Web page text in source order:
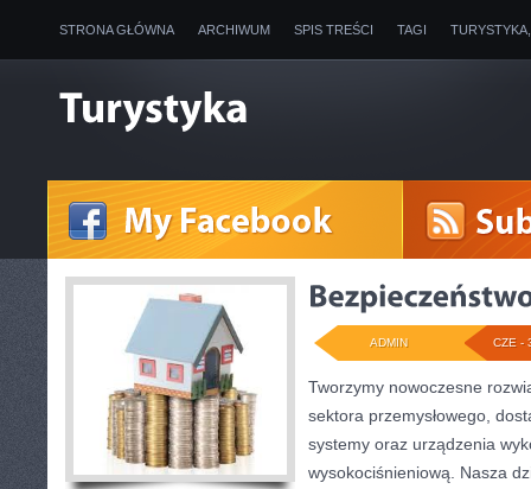
STRONA GŁÓWNA ARCHIWUM SPIS TREŚCI TAGI
CZE -
ADMIN
Tworzymy nowoczesne
sektora przemysłowego,
systemy oraz urządzenia
wysokociśnieniową. Nasza